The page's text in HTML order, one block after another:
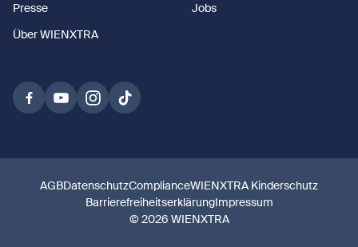
Presse
Jobs
Über WIENXTRA
© 2026 WIENXTRA
AGBDatenschutzComplianceWIENXTRA Kinderschutz
BarrierefreiheitserklärungImpressum